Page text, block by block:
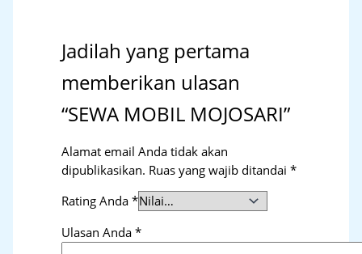
Jadilah yang pertama
memberikan ulasan
“SEWA MOBIL MOJOSARI”
Alamat email Anda tidak akan
dipublikasikan. Ruas yang wajib ditandai*
Rating Anda*
Ulasan Anda*